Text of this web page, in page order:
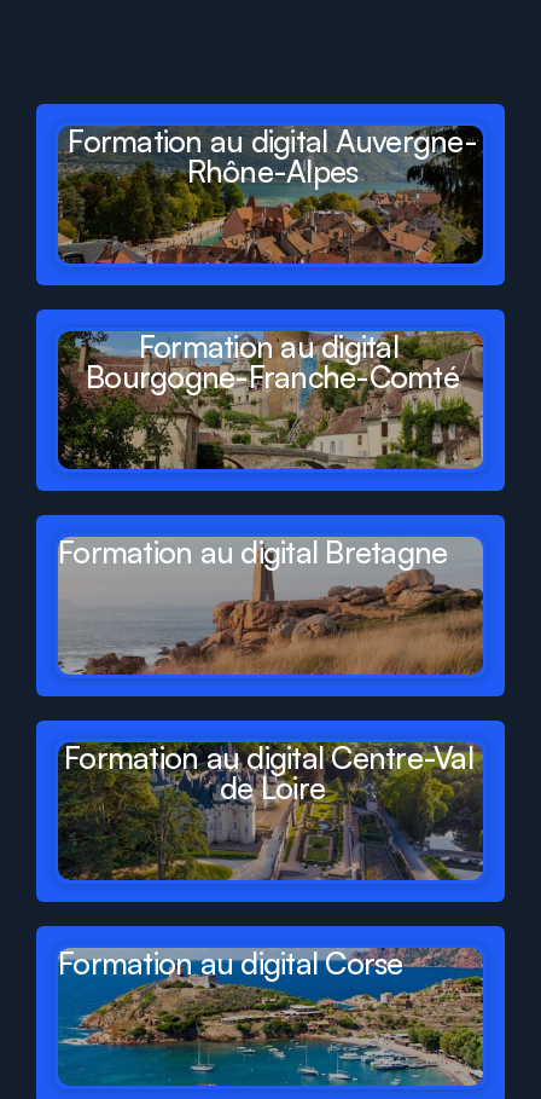
deFrance
Formation au digital Auvergne-
Rhône-Alpes
Formation au digital
Bourgogne-Franche-Comté
Formation au digital Bretagne
Formation au digital Centre-Val
de Loire
Formation au digital Corse